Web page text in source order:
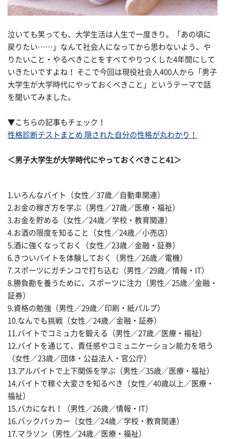
泣いても笑っても、大学生活は人生で一度きり。「あの頃に
戻りたい……」なんて社会人になってから思わないよう、や
りたいこと・やるべきことをすべてやりつくした4年間にして
いきたいですよね！ そこで今回は現役社会人400人から「男子
大学生が大学時代にやっておくべきこと」というテーマで話
を聞いてみました。
▼こちらの記事もチェック！
性格診断テストまとめ 隠された自分の性格が丸わかり！
＜男子大学生が大学時代にやっておくべきこと41＞
1.いろんなバイト（女性／37歳／自動車関連）
2.お金の稼ぎ方を学ぶ（男性／27歳／医療・福祉）
3.お金を貯める（女性／24歳／学校・教育関連）
4.お酒の限度を知ること（女性／24歳／小売店）
5.酒に強くなっておく（女性／23歳／金融・証券）
6.きついバイトを体験しておく（男性／26歳／電機）
7.スポーツにガチンコで打ち込む（男性／29歳／情報・IT）
8.勝負勘を養うために、スポーツに注力（男性／25歳／金融・
証券）
9.資格の勉強（男性／29歳／印刷・紙パルプ）
10.なんでも挑戦（女性／24歳／金融・証券）
11.バイトでコミュ力を鍛える（男性／27歳／医療・福祉）
12.バイトを通じて、責任感やコミュニケーション能力を培う
（女性／23歳／団体・公益法人・官公庁）
13.アルバイトで上下関係を学ぶ（男性／35歳／医療・福祉）
14.バイトで稼ぐ大変さを知るべき（女性／40歳以上／医療・
福祉）
15.バカになれ！（男性／26歳／情報・IT）
16.バックパッカー（女性／24歳／学校・教育関連）
17.マラソン（男性／24歳／医療・福祉）